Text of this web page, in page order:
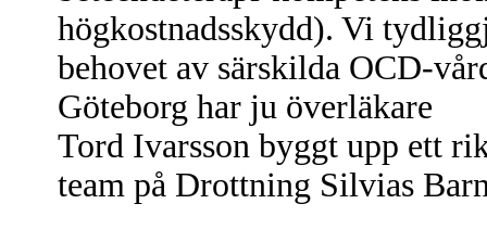
högkostnadsskydd). Vi
behovet av särskilda OCD-
Göteborg har ju överläkare
Tord Ivarsson byggt upp ett
team på Drottning Silvias